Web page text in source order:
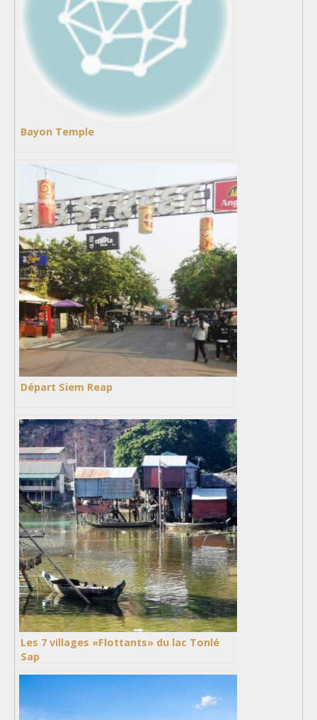
Bayon Temple
Départ Siem Reap
Les 7 villages «Flottants» du lac Tonlé
Sap